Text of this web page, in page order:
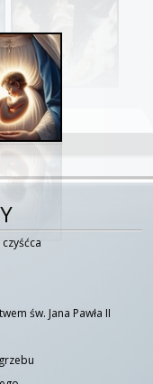
św. Jana Pawła II